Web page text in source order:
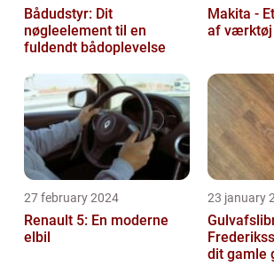
Bådudstyr: Dit
nøgleelement til en
fuldendt bådoplevelse
Makita -
af værktøj
27 february 2024
Renault 5: En moderne
elbil
23 january
dit gamle